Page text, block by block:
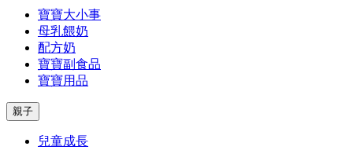
寶寶大小事
母乳餵奶
配方奶
寶寶副食品
寶寶用品
親子
兒童成長